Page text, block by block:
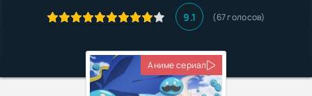
9.1 (67голосов)
Аниме сериал